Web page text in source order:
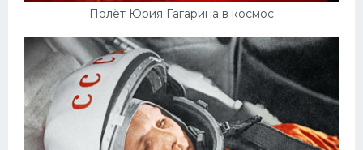
Полёт Юрия Гагарина в космос
Кавасаки
Инфинити
ЛУАЗ
Фиат